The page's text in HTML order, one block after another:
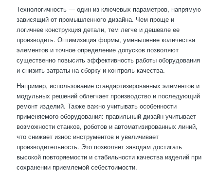
Технологичность — один из ключевых параметров, напрямую
зависящий от промышленного дизайна. Чем проще и
логичнее конструкция детали, тем легче и дешевле ее
производить. Оптимизация формы, уменьшение количества
элементов и точное определение допусков позволяют
существенно повысить эффективность работы оборудования
и снизить затраты на сборку и контроль качества.
Например, использование стандартизированных элементов и
модульных решений облегчает производство и последующий
ремонт изделий. Также важно учитывать особенности
применяемого оборудования: правильный дизайн учитывает
возможности станков, роботов и автоматизированных линий,
что снижает износ инструментов и увеличивает
производительность. Это позволяет заводам достигать
высокой повторяемости и стабильности качества изделий при
сохранении приемлемой себестоимости.